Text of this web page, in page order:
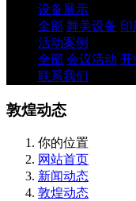
设备展示
全部 舞美设备 印
活动案例
全部 会议活动 开
联系我们
敦煌动态
你的位置
网站首页
新闻动态
敦煌动态